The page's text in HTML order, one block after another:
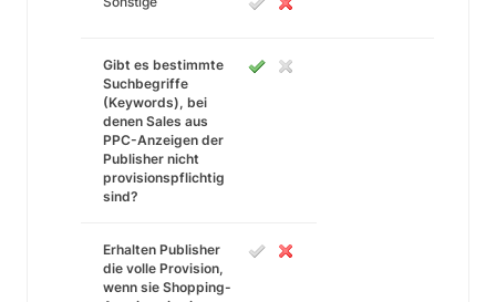
Gibt es bestimmte
Suchbegriffe
(Keywords), bei
denen Sales aus
PPC-Anzeigen der
Publisher nicht
provisionspflichtig
sind?
Erhalten Publisher
die volle Provision,
wenn sie Shopping-